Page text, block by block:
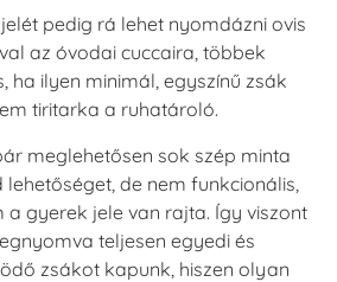
pedig rá lehet nyomdázni ovis
az óvodai cuccaira, többek
ha ilyen minimál, egyszínű zsák
tiritarka a ruhatároló.
meglehetősen sok szép minta
de nem funkcionális,
gyerek jele van rajta. Így viszont
teljesen egyedi és
zsákot kapunk, hiszen olyan